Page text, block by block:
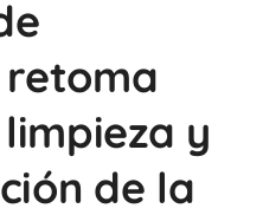
retoma
y
de la